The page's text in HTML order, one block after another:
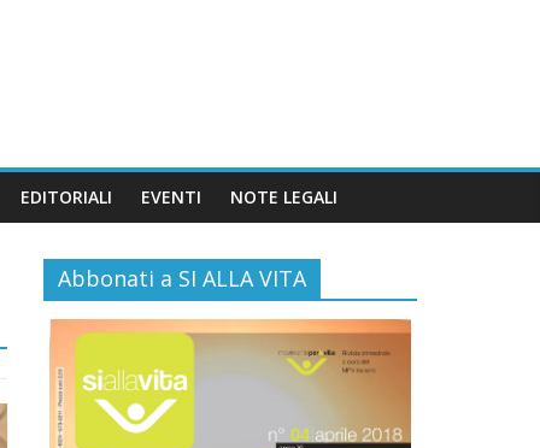
EDITORIALI EVENTI NOTE LEGALI
Abbonati a SI ALLA VITA